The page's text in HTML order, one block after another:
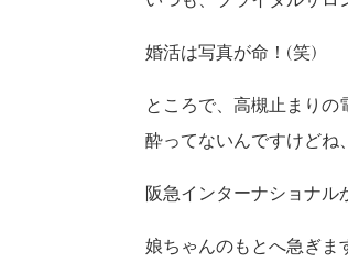
婚活は写真が命！(笑)
ところで、高槻止まりの
酔ってないんですけどね
阪急インターナショナル
娘ちゃんのもとへ急ぎま